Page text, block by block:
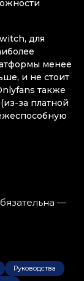
для
менее
и не стоит
также
за платной
—
Руководства